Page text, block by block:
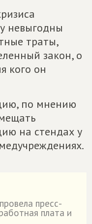
невыгодны
траты,
закон, о
кого он
по мнению
на стендах у
провела пресс-
плата и